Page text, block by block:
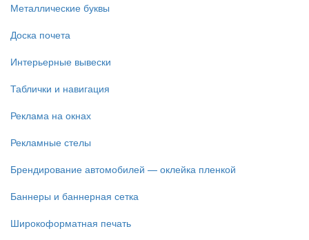
Металлические буквы
Доска почета
Интерьерные вывески
Таблички и навигация
Реклама на окнах
Рекламные стелы
Брендирование автомобилей — оклейка пленкой
Баннеры и баннерная сетка
Широкоформатная печать